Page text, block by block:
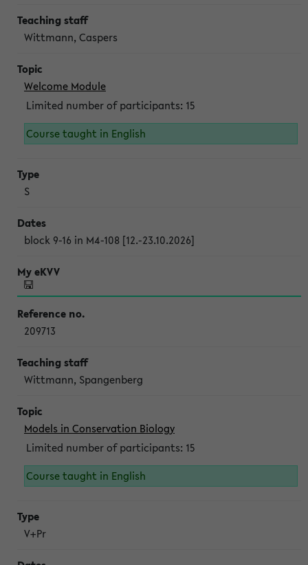
Wittmann, Caspers
Welcome Module
Limited number of participants: 15
Course taught in English
S
block 9-16 in M4-108 [12.-23.10.2026]
209713
Wittmann, Spangenberg
Models in Conservation Biology
Limited number of participants: 15
Course taught in English
V+Pr